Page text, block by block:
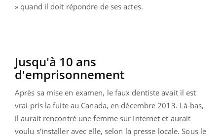
» quand il doit répondre de ses actes.
Jusqu'à 10 ans
d'emprisonnement
Après sa mise en examen, le faux dentiste avait il est
vrai pris la fuite au Canada, en décembre 2013. Là-bas,
il aurait rencontré une femme sur Internet et aurait
voulu s’installer avec elle, selon la presse locale. Sous le